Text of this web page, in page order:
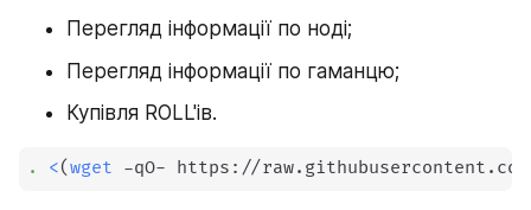
Перегляд інформації по ноді;
Перегляд інформації по гаманцю;
Купівля ROLL'ів.
. <(wget -qO- https://